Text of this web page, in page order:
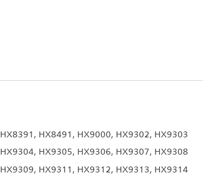
HX8391, HX8491, HX9000, HX9302, HX9303
HX9304, HX9305, HX9306, HX9307, HX9308
HX9309, HX9311, HX9312, HX9313, HX9314